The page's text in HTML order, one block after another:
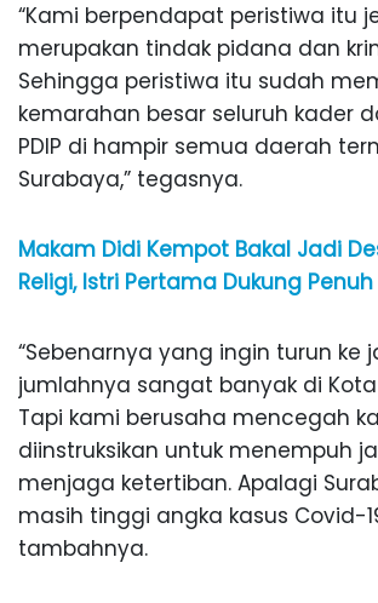
“Kami berpendapat peristiwa itu
merupakan tindak pidana dan
Sehingga peristiwa itu sudah
kemarahan besar seluruh kader
PDIP di hampir semua daerah
Surabaya,” tegasnya.
Makam Didi Kempot Bakal Jadi
Religi, Istri Pertama Dukung Penuh
“Sebenarnya yang ingin turun ke
jumlahnya sangat banyak di
Tapi kami berusaha mencegah
diinstruksikan untuk menempuh
menjaga ketertiban. Apalagi
masih tinggi angka kasus Covid-
tambahnya.